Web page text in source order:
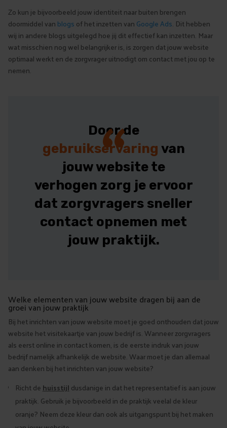
Zo kun je bijvoorbeeld jouw identiteit naar buiten brengen
doormiddel van blogs of het inzetten van Google Ads. Dit hebben
wij in andere blogs uitgelegd hoe jij dit effectief kan inzetten. Maar
wat misschien nog wel belangrijker is, is zorgen dat jouw website
optimaal werkt en de zorgvrager uitnodigt om contact met jou op te
nemen.
“
Door de
gebruikservaring van
jouw website te
verhogen zorg je ervoor
dat zorgvragers sneller
contact opnemen met
jouw praktijk.
Welke elementen van jouw website dragen bij aan de
groei van jouw praktijk
Bij het inrichten van jouw website moet je goed onthouden dat jouw
website het visitekaartje van jouw bedrijf is. Wanneer zorgvragers
als eerst online in contact komen, is de eerste indruk van jouw
bedrijf namelijk afhankelijk de website. Waar moet je dan allemaal
aan denken bij het inrichten van jouw website?
Richt de huisstijl dusdanige in dat het representatief is aan jouw
praktijk. Gebruik je bijvoorbeeld in de praktijk veelal de kleur
oranje? Neem deze kleur dan ook als uitgangspunt bij het maken